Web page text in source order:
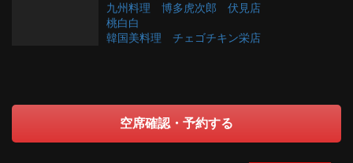
九州料理 博多虎次郎 伏見店
桃白白
韓国美料理 チェゴチキン栄店
空席確認・予約する